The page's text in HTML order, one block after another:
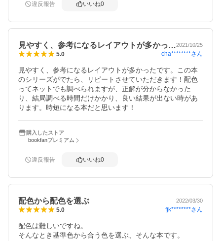
違反報告 いいね0
見やすく、参考になるレイアウトが多かっ…2021/10/25
5.0 cha********さん
見やすく、参考になるレイアウトが多かったです。この本
のシリーズがでたら、リピートさせていただきます！配色
ってネットでも調べられますが、正解が分からなかった
り、結局調べる時間だけかかり、良い結果が出ない時があ
ります。時短になる本だと思います！
購入したストア
bookfanプレミアム
違反報告 いいね0
配色から配色を選ぶ 2022/03/30
5.0 fjk********さん
配色は難しいですね。
そんなとき基準色から合う色を選ぶ、そんな本です。